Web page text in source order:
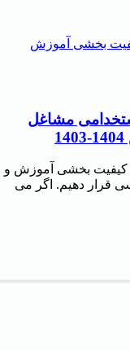
مشاغل
کیفیت بخشی آموزش و
قرار دهیم. اگر می